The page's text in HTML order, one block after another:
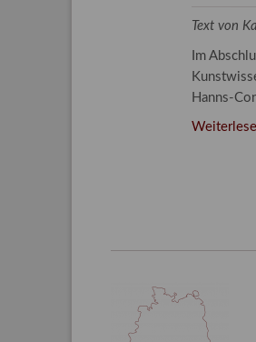
Text von
Im
Hanns-